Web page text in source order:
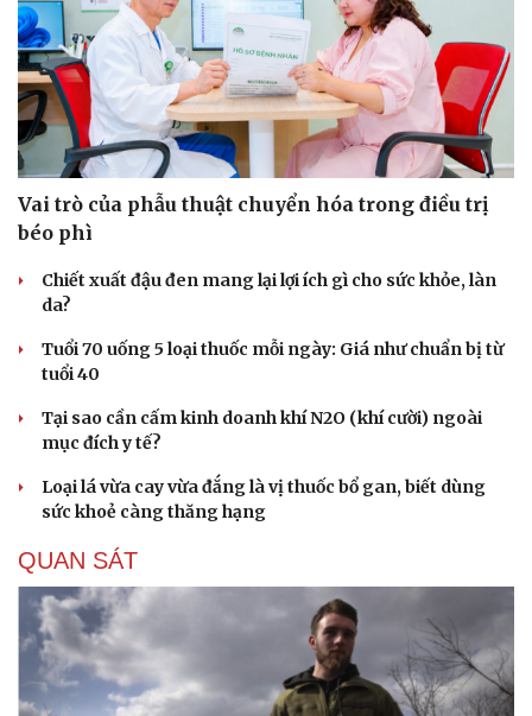
Cải chính
Vai trò của phẫu thuật chuyển hóa trong điều trị
béo phì
Chiết xuất đậu đen mang lại lợi ích gì cho sức khỏe, làn
da?
Tuổi 70 uống 5 loại thuốc mỗi ngày: Giá như chuẩn bị từ
tuổi 40
Tại sao cần cấm kinh doanh khí N2O (khí cười) ngoài
mục đích y tế?
Loại lá vừa cay vừa đắng là vị thuốc bổ gan, biết dùng
sức khoẻ càng thăng hạng
QUAN SÁT